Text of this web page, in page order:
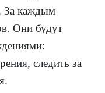
За каждым
Они будут
следить за